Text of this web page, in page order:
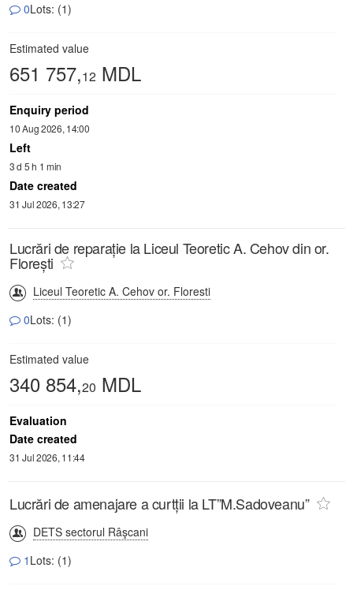
0Lots: (1)
Estimated value
651 757,12 MDL
Enquiry period
10 Aug 2026, 14:00
Left
3 d 5 h 1 min
Date created
31 Jul 2026, 13:27
Lucrări de reparație la Liceul Teoretic A. Cehov din or.
Florești
Liceul Teoretic A. Cehov or. Floresti
0Lots: (1)
Estimated value
340 854,20 MDL
Evaluation
Date created
31 Jul 2026, 11:44
Lucrări de amenajare a curtții la LT”M.Sadoveanu”
DETS sectorul Râşcani
1 Lots: (1)